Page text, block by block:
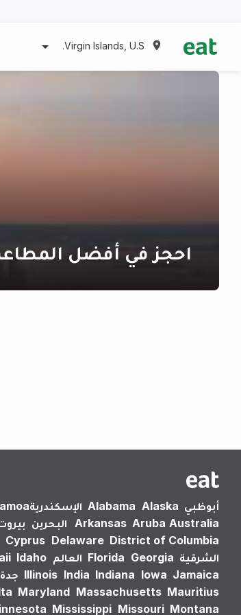
Virgin Islands, U.S.
احجز في أفضل
أبوظبي Alabama Alaska الإسكندرية‎
Arkansas Aruba Australia البحرين
Cyprus Delaware District of Columbia
الشرقية
Florida Georgia العالم Idaho
Illinois India Indiana Iowa Jamaica جدة
Maryland Massachusetts Mauritius
Mississippi Missouri Montana